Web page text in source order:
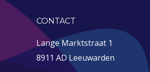
CONTACT
Lange Marktstraat 1
8911 AD Leeuwarden